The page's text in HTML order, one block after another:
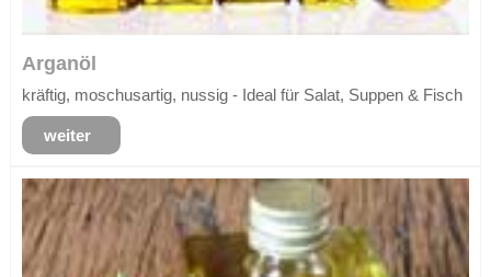
Arganöl
kräftig, moschusartig, nussig - Ideal für Salat, Suppen & Fisch
weiter